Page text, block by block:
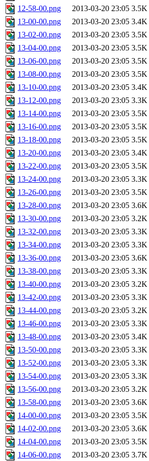
12-58-00.png 2013-03-20 23:05 3.5K
13-00-00.png
2013-03-20 23:05 3.4K
13-02-00.png
2013-03-20 23:05 3.5K
13-04-00.png
2013-03-20 23:05 3.5K
13-06-00.png
2013-03-20 23:05 3.5K
13-08-00.png
2013-03-20 23:05 3.5K
13-10-00.png
2013-03-20 23:05 3.4K
13-12-00.png
2013-03-20 23:05 3.3K
13-14-00.png
2013-03-20 23:05 3.5K
13-16-00.png
2013-03-20 23:05 3.5K
13-18-00.png
2013-03-20 23:05 3.5K
13-20-00.png
2013-03-20 23:05 3.4K
13-22-00.png
2013-03-20 23:05 3.5K
13-24-00.png
2013-03-20 23:05 3.3K
13-26-00.png
2013-03-20 23:05 3.5K
13-28-00.png
2013-03-20 23:05 3.6K
13-30-00.png
2013-03-20 23:05 3.2K
13-32-00.png
2013-03-20 23:05 3.3K
13-34-00.png
2013-03-20 23:05 3.3K
13-36-00.png
2013-03-20 23:05 3.6K
13-38-00.png
2013-03-20 23:05 3.3K
13-40-00.png
2013-03-20 23:05 3.2K
13-42-00.png
2013-03-20 23:05 3.3K
13-44-00.png
2013-03-20 23:05 3.2K
13-46-00.png
2013-03-20 23:05 3.3K
13-48-00.png
2013-03-20 23:05 3.4K
13-50-00.png
2013-03-20 23:05 3.3K
13-52-00.png
2013-03-20 23:05 3.3K
13-54-00.png
2013-03-20 23:05 3.3K
13-56-00.png
2013-03-20 23:05 3.2K
13-58-00.png
2013-03-20 23:05 3.6K
14-00-00.png
2013-03-20 23:05 3.5K
14-02-00.png
2013-03-20 23:05 3.6K
14-04-00.png
2013-03-20 23:05 3.5K
14-06-00.png
2013-03-20 23:05 3.7K